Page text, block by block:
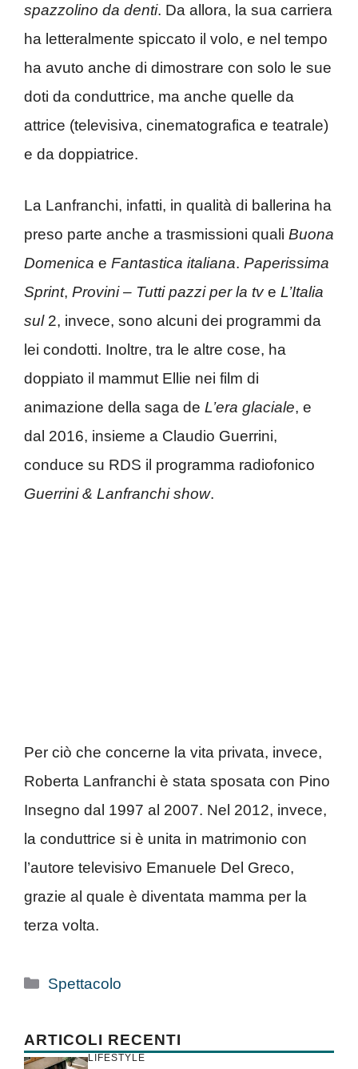
spazzolino da denti. Da allora, la sua carriera
ha letteralmente spiccato il volo, e nel tempo
ha avuto anche di dimostrare con solo le sue
doti da conduttrice, ma anche quelle da
attrice (televisiva, cinematografica e teatrale)
e da doppiatrice.
La Lanfranchi, infatti, in qualità di ballerina ha
preso parte anche a trasmissioni quali Buona
Domenica e Fantastica italiana. Paperissima
Sprint, Provini – Tutti pazzi per la tve L’Italia
sul2, invece, sono alcuni dei programmi da
lei condotti. Inoltre, tra le altre cose, ha
doppiato il mammut Ellie nei film di
animazione della saga de L’era glaciale, e
dal 2016, insieme a Claudio Guerrini,
conduce su RDS il programma radiofonico
Guerrini & Lanfranchi show.
Per ciò che concerne la vita privata, invece,
Roberta Lanfranchi è stata sposata con Pino
Insegno dal 1997 al 2007. Nel 2012, invece,
la conduttrice si è unita in matrimonio con
l’autore televisivo Emanuele Del Greco,
grazie al quale è diventata mamma per la
terza volta.
Categorie
Spettacolo
ARTICOLI RECENTI
LIFESTYLE